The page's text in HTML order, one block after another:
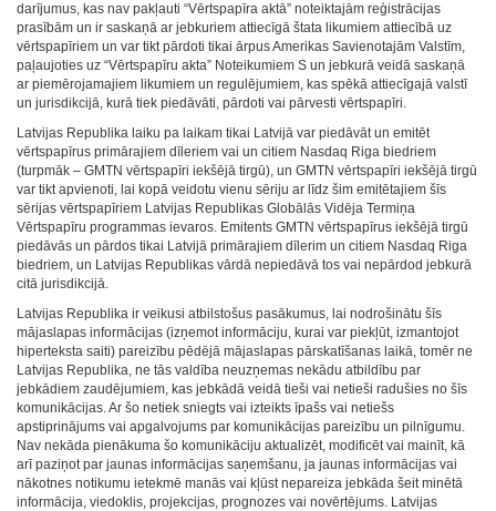
darījumus, kas nav pakļauti “Vērtspapīra aktā” noteiktajām reģistrācijas
prasībām un ir saskaņā ar jebkuriem attiecīgā štata likumiem attiecībā uz
vērtspapīriem un var tikt pārdoti tikai ārpus Amerikas Savienotajām Valstīm,
paļaujoties uz “Vērtspapīru akta” Noteikumiem S un jebkurā veidā saskaņā
ar piemērojamajiem likumiem un regulējumiem, kas spēkā attiecīgajā valstī
un jurisdikcijā, kurā tiek piedāvāti, pārdoti vai pārvesti vērtspapīri.
Latvijas Republika laiku pa laikam tikai Latvijā var piedāvāt un emitēt
vērtspapīrus primārajiem dīleriem vai un citiem Nasdaq Riga biedriem
(turpmāk – GMTN vērtspapīri iekšējā tirgū), un GMTN vērtspapīri iekšējā tirgū
var tikt apvienoti, lai kopā veidotu vienu sēriju ar līdz šim emitētajiem šīs
sērijas vērtspapīriem Latvijas Republikas Globālās Vidēja Termiņa
Vērtspapīru programmas ievaros. Emitents GMTN vērtspapīrus iekšējā tirgū
piedāvās un pārdos tikai Latvijā primārajiem dīlerim un citiem Nasdaq Riga
biedriem, un Latvijas Republikas vārdā nepiedāvā tos vai nepārdod jebkurā
citā jurisdikcijā.
Latvijas Republika ir veikusi atbilstošus pasākumus, lai nodrošinātu šīs
mājaslapas informācijas (izņemot informāciju, kurai var piekļūt, izmantojot
hiperteksta saiti) pareizību pēdējā mājaslapas pārskatīšanas laikā, tomēr ne
Latvijas Republika, ne tās valdība neuzņemas nekādu atbildību par
jebkādiem zaudējumiem, kas jebkādā veidā tieši vai netieši radušies no šīs
komunikācijas. Ar šo netiek sniegts vai izteikts īpašs vai netiešs
apstiprinājums vai apgalvojums par komunikācijas pareizību un pilnīgumu.
Nav nekāda pienākuma šo komunikāciju aktualizēt, modificēt vai mainīt, kā
arī paziņot par jaunas informācijas saņemšanu, ja jaunas informācijas vai
nākotnes notikumu ietekmē manās vai kļūst nepareiza jebkāda šeit minētā
informācija, viedoklis, projekcijas, prognozes vai novērtējums. Latvijas